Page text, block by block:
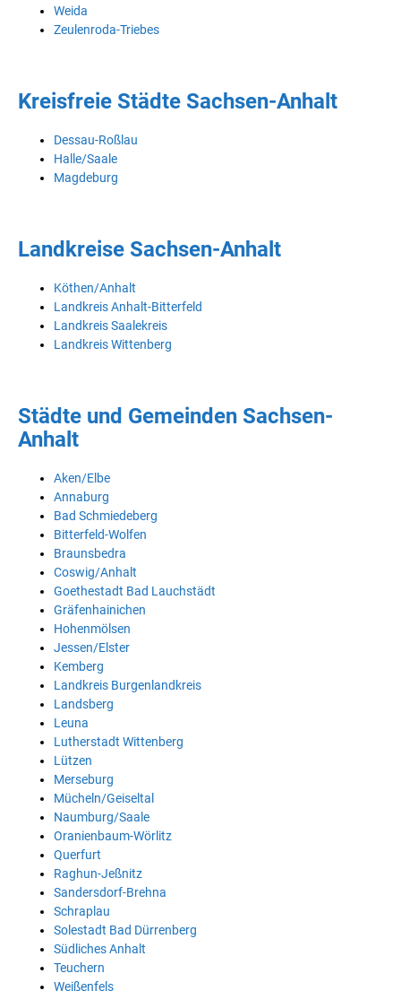
Weida
Zeulenroda-Triebes
Kreisfreie Städte Sachsen-Anhalt
Dessau-Roßlau
Halle/Saale
Magdeburg
Landkreise Sachsen-Anhalt
Köthen/Anhalt
Landkreis Anhalt-Bitterfeld
Landkreis Saalekreis
Landkreis Wittenberg
Städte und Gemeinden Sachsen-
Anhalt
Aken/Elbe
Annaburg
Bad Schmiedeberg
Bitterfeld-Wolfen
Braunsbedra
Coswig/Anhalt
Goethestadt Bad Lauchstädt
Gräfenhainichen
Hohenmölsen
Jessen/Elster
Kemberg
Landkreis Burgenlandkreis
Landsberg
Leuna
Lutherstadt Wittenberg
Lützen
Merseburg
Mücheln/Geiseltal
Naumburg/Saale
Oranienbaum-Wörlitz
Querfurt
Raghun-Jeßnitz
Sandersdorf-Brehna
Schraplau
Solestadt Bad Dürrenberg
Südliches Anhalt
Teuchern
Weißenfels